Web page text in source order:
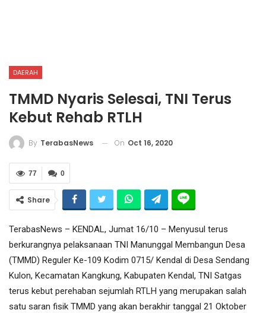
DAERAH
TMMD Nyaris Selesai, TNI Terus
Kebut Rehab RTLH
By TerabasNews On Oct 16, 2020
0
77
Share
TerabasNews – KENDAL, Jumat 16/10 – Menyusul terus
berkurangnya pelaksanaan TNI Manunggal Membangun Desa
(TMMD) Reguler Ke-109 Kodim 0715/ Kendal di Desa Sendang
Kulon, Kecamatan Kangkung, Kabupaten Kendal, TNI Satgas
terus kebut perehaban sejumlah RTLH yang merupakan salah
satu saran fisik TMMD yang akan berakhir tanggal 21 Oktober